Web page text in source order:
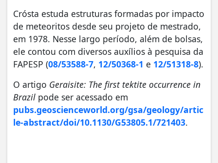
Crósta estuda estruturas formadas por impacto
de meteoritos desde seu projeto de mestrado,
em 1978. Nesse largo período, além de bolsas,
ele contou com diversos auxílios à pesquisa da
FAPESP (08/53588-7, 12/50368-1 e 12/51318-8).
O artigo Geraisite: The first tektite occurrence in
Brazil pode ser acessado em
pubs.geoscienceworld.org/gsa/geology/artic
le-abstract/doi/10.1130/G53805.1/721403.